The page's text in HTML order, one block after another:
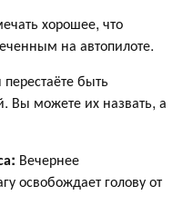
хорошее, что
на автопилоте.
быть
Вы можете их назвать, а
Вечернее
освобождает голову от